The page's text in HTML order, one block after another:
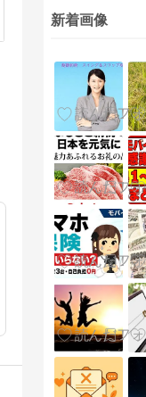
新着画像